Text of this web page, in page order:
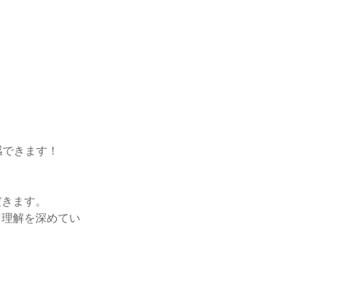
きます！
ます。
解を深めてい